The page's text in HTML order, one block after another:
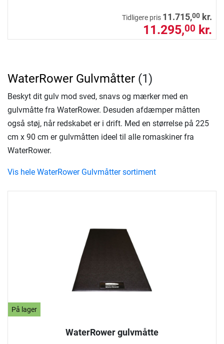
Tidligere pris 11.715,00 kr.
11.295,00 kr.
På lager
WaterRower gulvmåtte
WaterRower Gulvmåtter (1)
Beskyt dit gulv mod sved, snavs og mærker med en
gulvmåtte fra WaterRower. Desuden afdæmper måtten
også støj, når redskabet er i drift. Med en størrelse på 225
cm x 90 cm er gulvmåtten ideel til alle romaskiner fra
WaterRower.
Vis hele WaterRower Gulvmåtter sortiment